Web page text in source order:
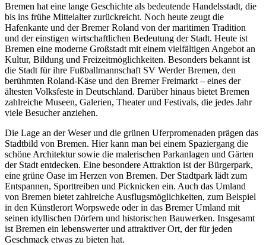
Bremen hat eine lange Geschichte als bedeutende Handelsstadt, die
bis ins frühe Mittelalter zurückreicht. Noch heute zeugt die
Hafenkante und der Bremer Roland von der maritimen Tradition
und der einstigen wirtschaftlichen Bedeutung der Stadt. Heute ist
Bremen eine moderne Großstadt mit einem vielfältigen Angebot an
Kultur, Bildung und Freizeitmöglichkeiten. Besonders bekannt ist
die Stadt für ihre Fußballmannschaft SV Werder Bremen, den
berühmten Roland-Käse und den Bremer Freimarkt – eines der
ältesten Volksfeste in Deutschland. Darüber hinaus bietet Bremen
zahlreiche Museen, Galerien, Theater und Festivals, die jedes Jahr
viele Besucher anziehen.
Die Lage an der Weser und die grünen Uferpromenaden prägen das
Stadtbild von Bremen. Hier kann man bei einem Spaziergang die
schöne Architektur sowie die malerischen Parkanlagen und Gärten
der Stadt entdecken. Eine besondere Attraktion ist der Bürgerpark,
eine grüne Oase im Herzen von Bremen. Der Stadtpark lädt zum
Entspannen, Sporttreiben und Picknicken ein. Auch das Umland
von Bremen bietet zahlreiche Ausflugsmöglichkeiten, zum Beispiel
in den Künstlerort Worpswede oder in das Bremer Umland mit
seinen idyllischen Dörfern und historischen Bauwerken. Insgesamt
ist Bremen ein lebenswerter und attraktiver Ort, der für jeden
Geschmack etwas zu bieten hat.